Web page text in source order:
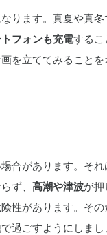
ります。真夏や真
トフォンも充電するこ
を立ててみることを
合があります。そ
ず、 高潮や津波が押
性があります。そ
過ごすようにしまし